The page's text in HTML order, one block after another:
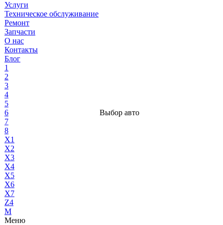
Услуги
Техническое обслуживание
Ремонт
Запчасти
О нас
Контакты
Блог
1
2
3
4
5
6
7
8
X1
X2
X3
X4
X5
X6
X7
Z4
М
Меню
Выбор авто